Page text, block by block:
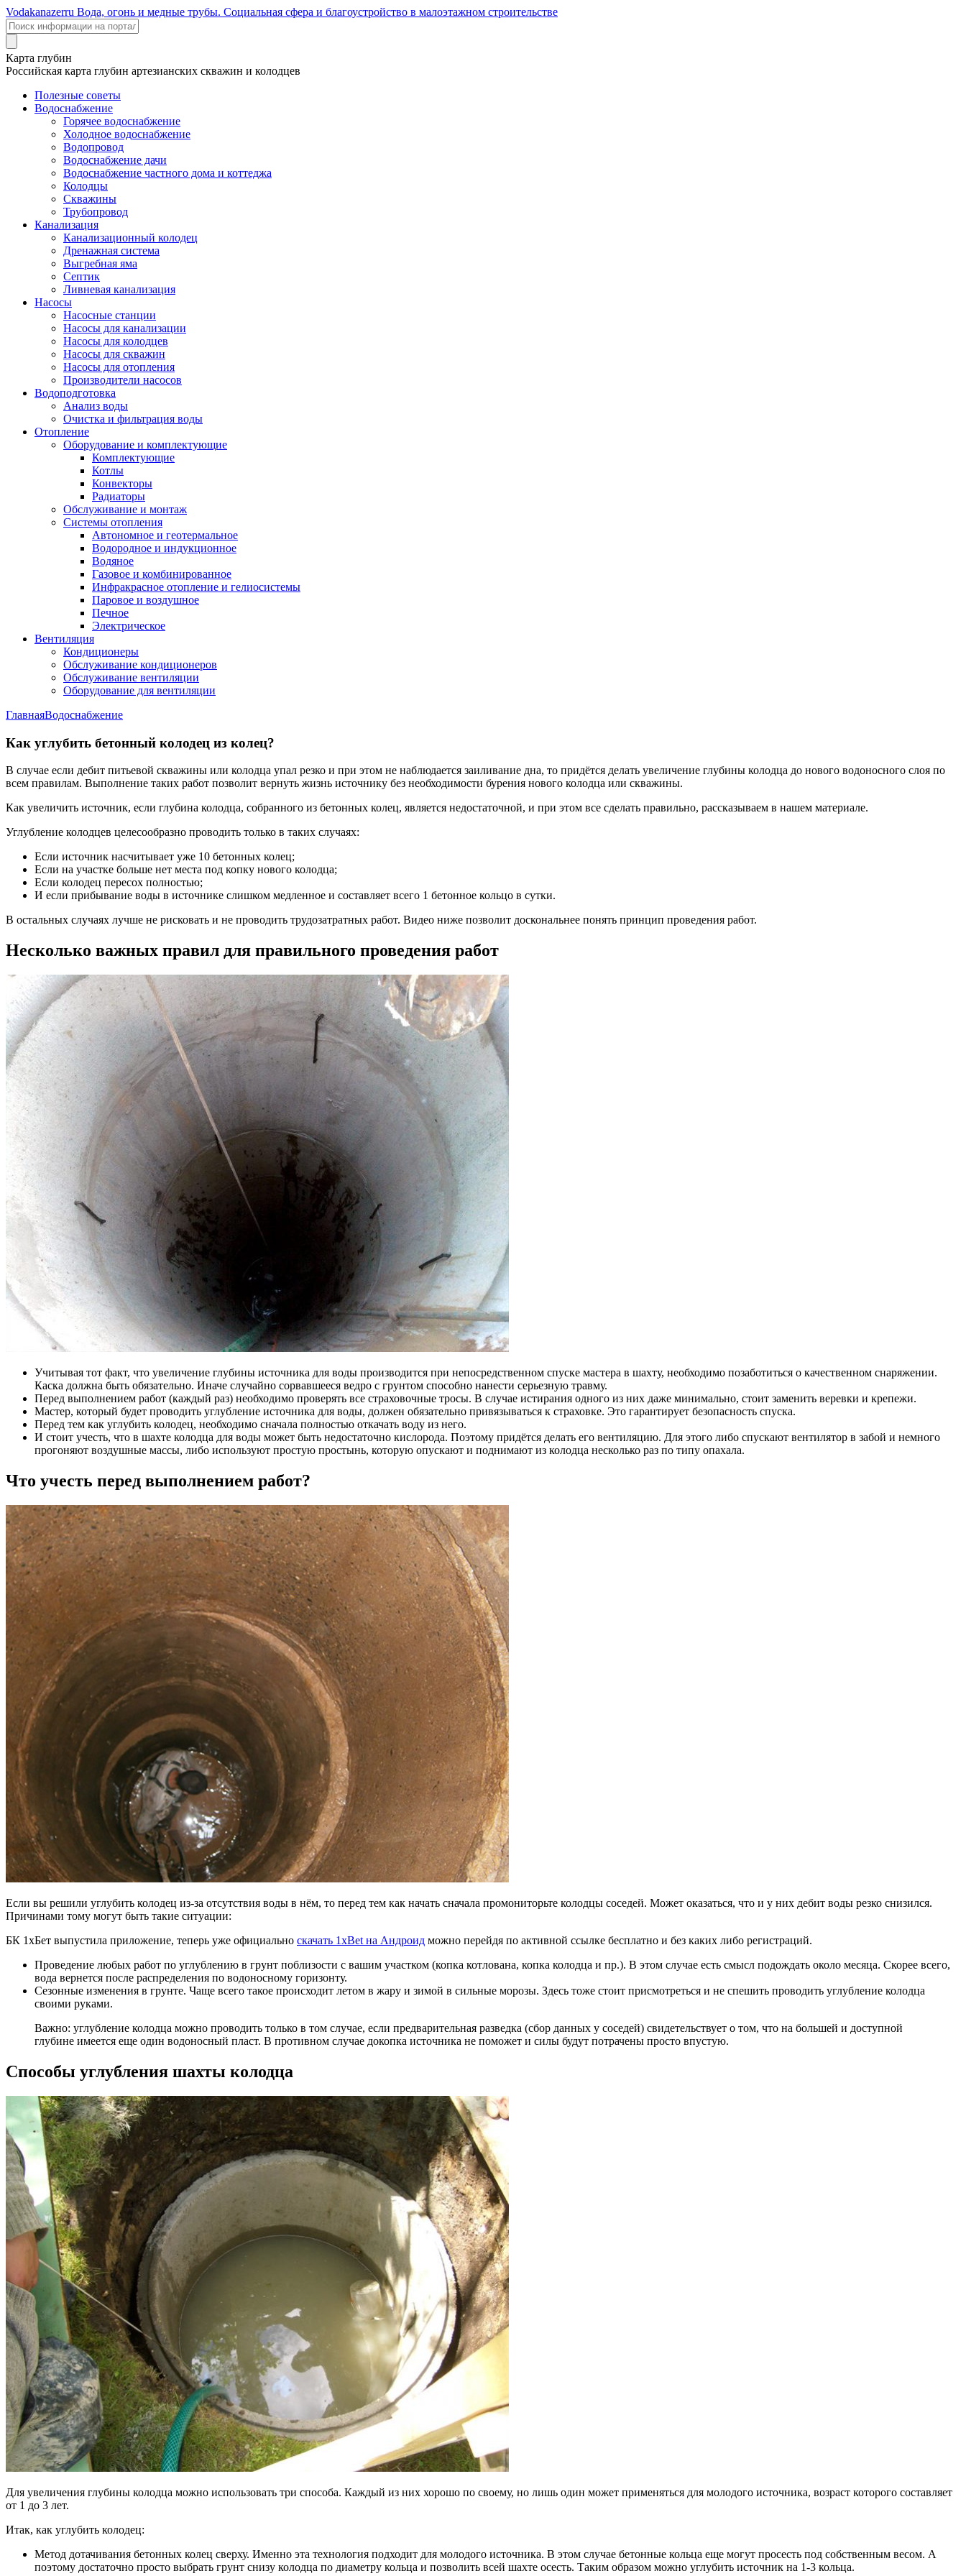
Vodakanazerru Вода, огонь и медные трубы. Социальная сфера и благоустройство в малоэтажном строительстве
Карта глубин
Российская карта глубин артезианских скважин и колодцев
Полезные советы
Водоснабжение
Горячее водоснабжение
Холодное водоснабжение
Водопровод
Водоснабжение дачи
Водоснабжение частного дома и коттеджа
Колодцы
Скважины
Трубопровод
Канализация
Канализационный колодец
Дренажная система
Выгребная яма
Септик
Ливневая канализация
Насосы
Насосные станции
Насосы для канализации
Насосы для колодцев
Насосы для скважин
Насосы для отопления
Производители насосов
Водоподготовка
Анализ воды
Очистка и фильтрация воды
Отопление
Оборудование и комплектующие
Комплектующие
Котлы
Конвекторы
Радиаторы
Обслуживание и монтаж
Системы отопления
Автономное и геотермальное
Водородное и индукционное
Водяное
Газовое и комбинированное
Инфракрасное отопление и гелиосистемы
Паровое и воздушное
Печное
Электрическое
Вентиляция
Кондиционеры
Обслуживание кондиционеров
Обслуживание вентиляции
Оборудование для вентиляции
ГлавнаяВодоснабжение
Как углубить бетонный колодец из колец?
В случае если дебит питьевой скважины или колодца упал резко и при этом не наблюдается заиливание дна, то придётся делать увеличение глубины колодца до нового водоносного слоя по
всем правилам. Выполнение таких работ позволит вернуть жизнь источнику без необходимости бурения нового колодца или скважины.
Как увеличить источник, если глубина колодца, собранного из бетонных колец, является недостаточной, и при этом все сделать правильно, рассказываем в нашем материале.
Углубление колодцев целесообразно проводить только в таких случаях:
Если источник насчитывает уже 10 бетонных колец;
Если на участке больше нет места под копку нового колодца;
Если колодец пересох полностью;
И если прибывание воды в источнике слишком медленное и составляет всего 1 бетонное кольцо в сутки.
В остальных случаях лучше не рисковать и не проводить трудозатратных работ. Видео ниже позволит доскональнее понять принцип проведения работ.
Несколько важных правил для правильного проведения работ
Учитывая тот факт, что увеличение глубины источника для воды производится при непосредственном спуске мастера в шахту, необходимо позаботиться о качественном снаряжении.
Каска должна быть обязательно. Иначе случайно сорвавшееся ведро с грунтом способно нанести серьезную травму.
Перед выполнением работ (каждый раз) необходимо проверять все страховочные тросы. В случае истирания одного из них даже минимально, стоит заменить веревки и крепежи.
Мастер, который будет проводить углубление источника для воды, должен обязательно привязываться к страховке. Это гарантирует безопасность спуска.
Перед тем как углубить колодец, необходимо сначала полностью откачать воду из него.
И стоит учесть, что в шахте колодца для воды может быть недостаточно кислорода. Поэтому придётся делать его вентиляцию. Для этого либо спускают вентилятор в забой и немного
прогоняют воздушные массы, либо используют простую простынь, которую опускают и поднимают из колодца несколько раз по типу опахала.
Что учесть перед выполнением работ?
Если вы решили углубить колодец из-за отсутствия воды в нём, то перед тем как начать сначала промониторьте колодцы соседей. Может оказаться, что и у них дебит воды резко снизился.
Причинами тому могут быть такие ситуации:
БК 1хБет выпустила приложение, теперь уже официально скачать 1xBet на Андроид можно перейдя по активной ссылке бесплатно и без каких либо регистраций.
Проведение любых работ по углублению в грунт поблизости с вашим участком (копка котлована, копка колодца и пр.). В этом случае есть смысл подождать около месяца. Скорее всего,
вода вернется после распределения по водоносному горизонту.
Сезонные изменения в грунте. Чаще всего такое происходит летом в жару и зимой в сильные морозы. Здесь тоже стоит присмотреться и не спешить проводить углубление колодца
своими руками.
Важно: углубление колодца можно проводить только в том случае, если предварительная разведка (сбор данных у соседей) свидетельствует о том, что на большей и доступной
глубине имеется еще один водоносный пласт. В противном случае докопка источника не поможет и силы будут потрачены просто впустую.
Способы углубления шахты колодца
Для увеличения глубины колодца можно использовать три способа. Каждый из них хорошо по своему, но лишь один может применяться для молодого источника, возраст которого составляет
от 1 до 3 лет.
Итак, как углубить колодец:
Метод дотачивания бетонных колец сверху. Именно эта технология подходит для молодого источника. В этом случае бетонные кольца еще могут просесть под собственным весом. А
поэтому достаточно просто выбрать грунт снизу колодца по диаметру кольца и позволить всей шахте осесть. Таким образом можно углубить источник на 1-3 кольца.